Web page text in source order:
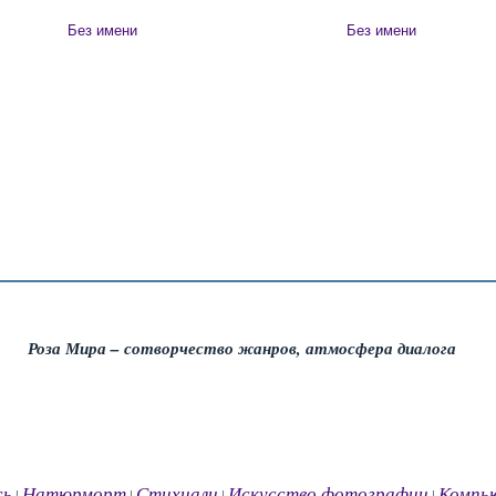
Без имени Без имени
Роза Мира – сотворчество жанров, атмосфера диалога